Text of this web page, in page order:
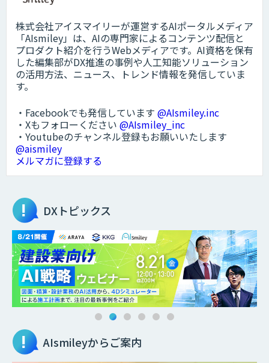
株式会社アイスマイリーが運営するAIポータルメディア
「AIsmiley」は、AIの専門家によるコンテンツ配信と
プロダクト紹介を行うWebメディアです。AI資格を保有
した編集部がDX推進の事例や人工知能ソリューション
の活用方法、ニュース、トレンド情報を発信していま
す。
・Facebookでも発信しています @AIsmiley.inc
・Xもフォローください @AIsmiley_inc
・Youtubeのチャンネル登録もお願いいたします
@aismiley
メルマガに登録する
DXトピックス
AIsmileyからご案内